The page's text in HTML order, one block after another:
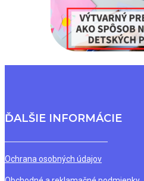
ĎALŠIE INFORMÁCIE
Ochrana osobných údajov